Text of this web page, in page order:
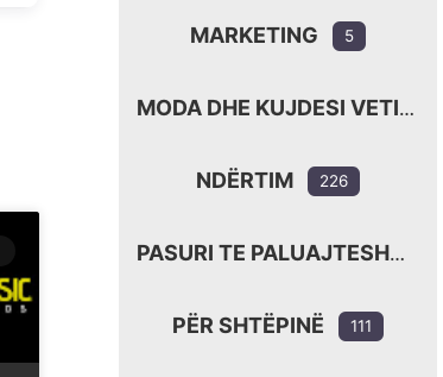
MARKETING 5
MODA DHE KUJDESI VETIAK
NDËRTIM 226
PASURI TE PALUAJTESHME
PËR SHTËPINË 111